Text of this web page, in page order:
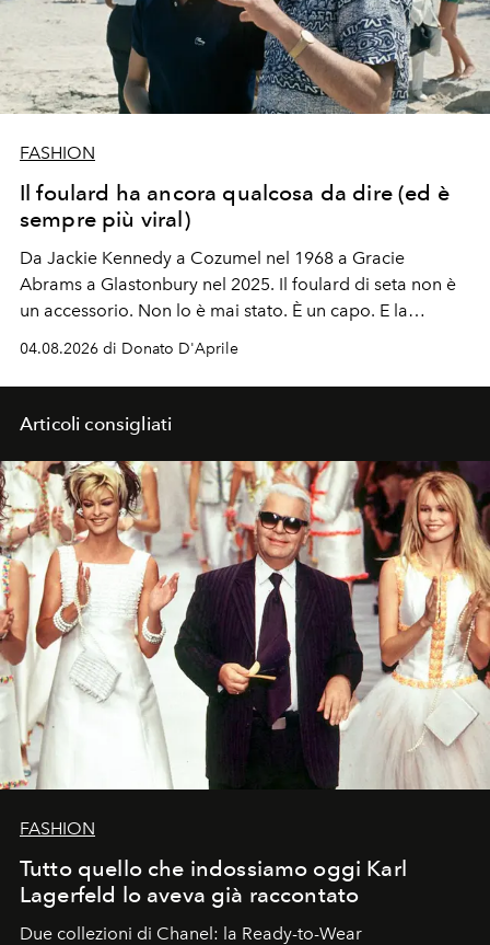
FASHION
Il foulard ha ancora qualcosa da dire (ed è
sempre più viral)
Da Jackie Kennedy a Cozumel nel 1968 a Gracie
Abrams a Glastonbury nel 2025. Il foulard di seta non è
un accessorio. Non lo è mai stato. È un capo. E la
04.08.2026 di Donato D'Aprile
Articoli consigliati
FASHION
Tutto quello che indossiamo oggi Karl
Lagerfeld lo aveva già raccontato
Due collezioni di Chanel: la Ready-to-Wear